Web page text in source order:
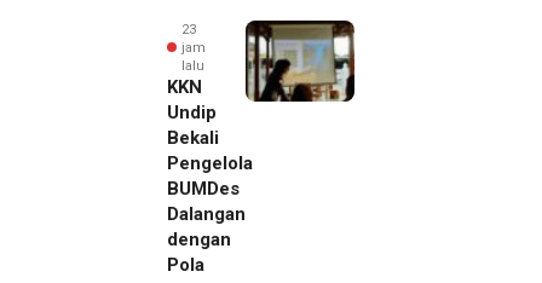
23
jam
lalu
KKN
Undip
Bekali
Pengelola
BUMDes
Dalangan
dengan
Pola